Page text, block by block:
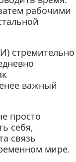
рабочими
стремительно
важный
просто
себя,
связь
мире.